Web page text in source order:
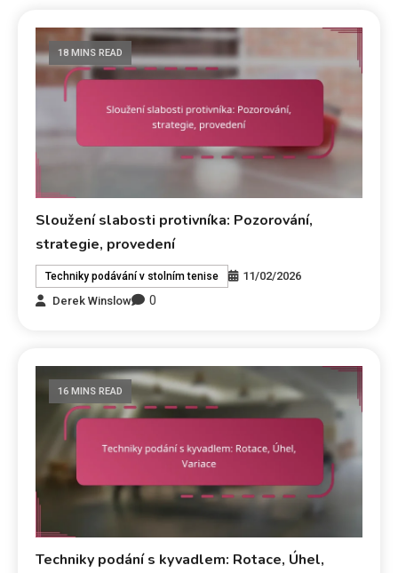
18 MINS READ
Sloužení slabosti protivníka: Pozorování,
strategie, provedení
Techniky podávání v stolním tenise
11/02/2026
Derek Winslow
0
16 MINS READ
Techniky podání s kyvadlem: Rotace, Úhel,